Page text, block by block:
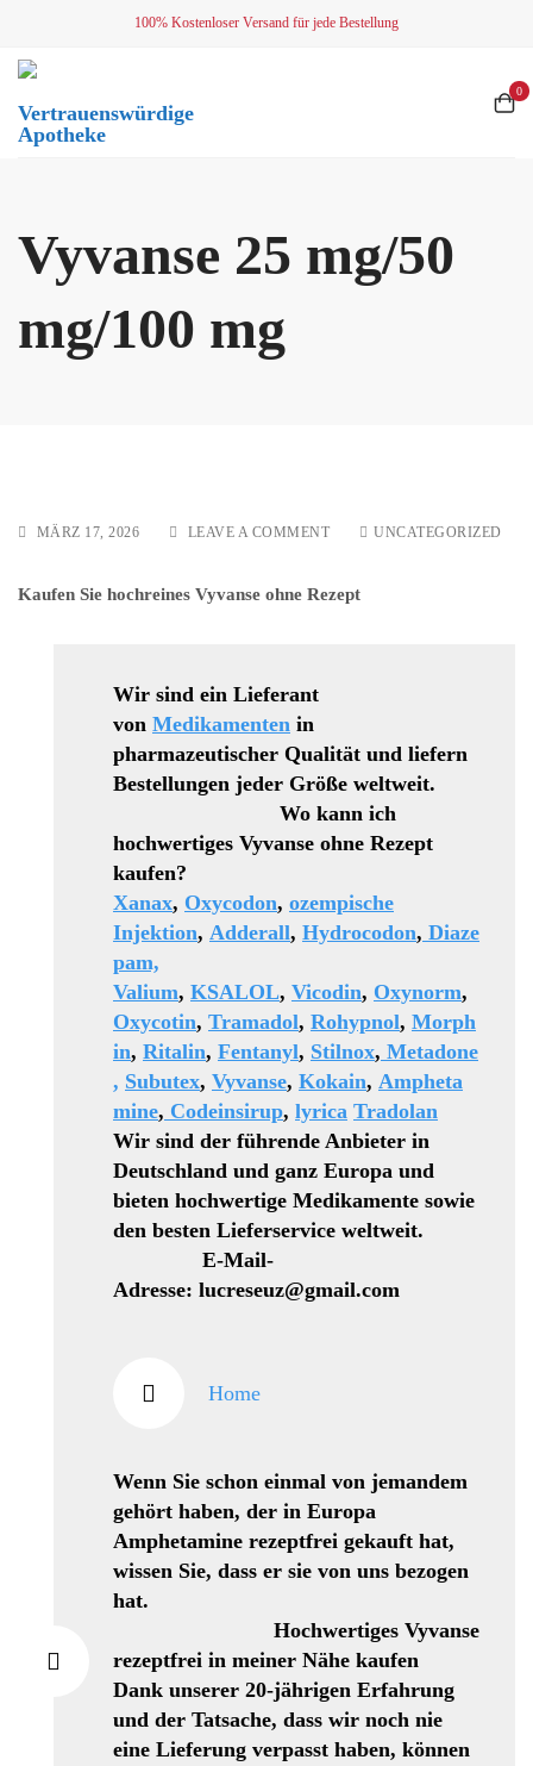
content
100% Kostenloser Versand für jede Bestellung
Vertrauenswürdige
Apotheke
0
Vyvanse 25 mg/50
mg/100 mg
MÄRZ 17, 2026 LEAVE A COMMENTON
MG/50
UNCATEGORIZED
Kaufen Sie hochreines Vyvanse ohne Rezept
Wir sind ein Lieferant
von Medikamenten in
pharmazeutischer Qualität und liefern
Bestellungen jeder Größe weltweit.
Wo kann ich
hochwertiges Vyvanse ohne Rezept
kaufen?
Xanax, Oxycodon, ozempische
Injektion, Adderall, Hydrocodon, Diaze
pam,
Valium, KSALOL, Vicodin, Oxynorm,
Oxycotin, Tramadol, Rohypnol, Morph
in, Ritalin, Fentanyl, Stilnox, Metadone
, Subutex, Vyvanse, Kokain, Ampheta
mine, Codeinsirup, lyrica Tradolan
Wir sind der führende Anbieter in
Deutschland und ganz Europa und
bieten hochwertige Medikamente sowie
den besten Lieferservice weltweit.
E-Mail-
Adresse: lucreseuz@gmail.com
Home
Wenn Sie schon einmal von jemandem
gehört haben, der in Europa
Amphetamine rezeptfrei gekauft hat,
wissen Sie, dass er sie von uns bezogen
hat.
Hochwertiges Vyvanse
rezeptfrei in meiner Nähe kaufen
Dank unserer 20-jährigen Erfahrung
und der Tatsache, dass wir noch nie
eine Lieferung verpasst haben, können